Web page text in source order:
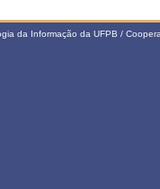
da Informação da UFPB /